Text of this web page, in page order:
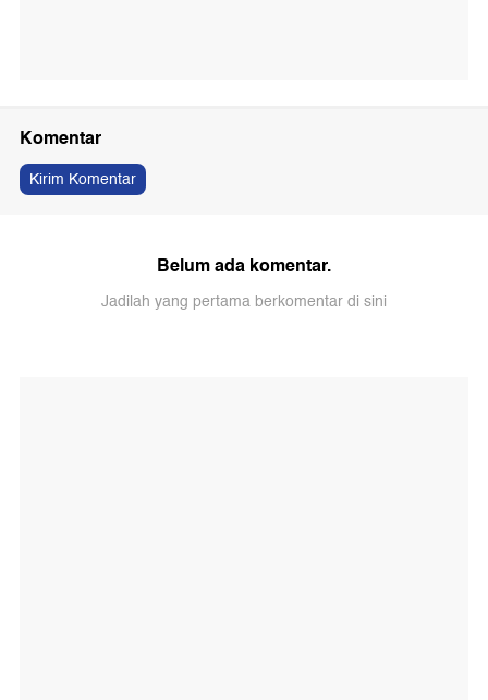
Komentar
Kirim Komentar
Belum ada komentar.
Jadilah yang pertama berkomentar di sini